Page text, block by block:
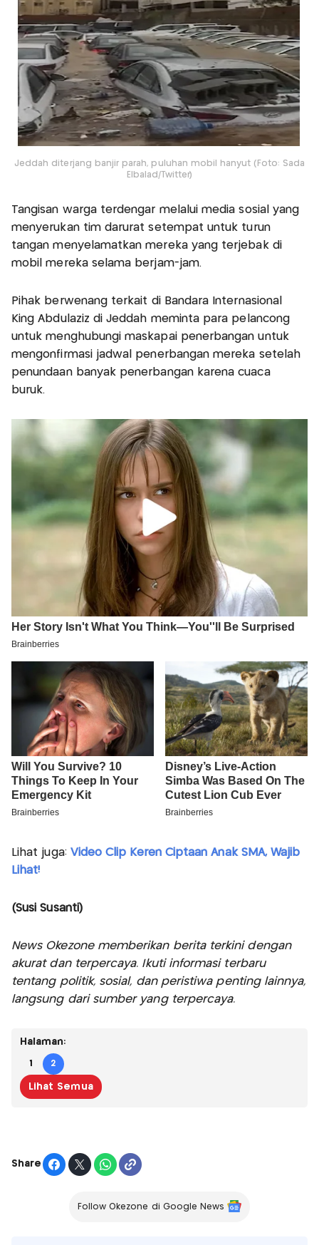
Jeddah diterjang banjir parah, puluhan mobil hanyut (Foto: Sada
Elbalad/Twitter)
Tangisan warga terdengar melalui media sosial yang
menyerukan tim darurat setempat untuk turun
tangan menyelamatkan mereka yang terjebak di
mobil mereka selama berjam-jam.
Pihak berwenang terkait di Bandara Internasional
King Abdulaziz di Jeddah meminta para pelancong
untuk menghubungi maskapai penerbangan untuk
mengonfirmasi jadwal penerbangan mereka setelah
penundaan banyak penerbangan karena cuaca
buruk.
Lihat juga: Video Clip Keren Ciptaan Anak SMA, Wajib
Lihat!
(Susi Susanti)
News Okezone memberikan berita terkini dengan
akurat dan terpercaya. Ikuti informasi terbaru
tentang politik, sosial, dan peristiwa penting lainnya,
langsung dari sumber yang terpercaya.
Halaman:
1 2
Lihat Semua
Share
Follow Okezone di Google News